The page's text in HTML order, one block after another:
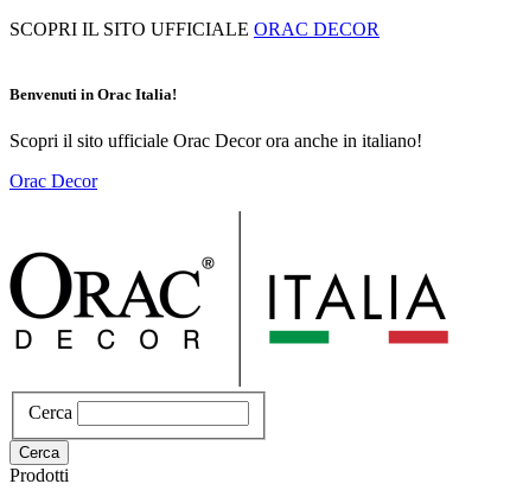
Salta
principale
SCOPRI IL SITO UFFICIALE ORAC DECOR
Benvenuti in Orac Italia!
Scopri il sito ufficiale Orac Decor ora anche in italiano!
Orac Decor
Cerca
Cerca
Prodotti